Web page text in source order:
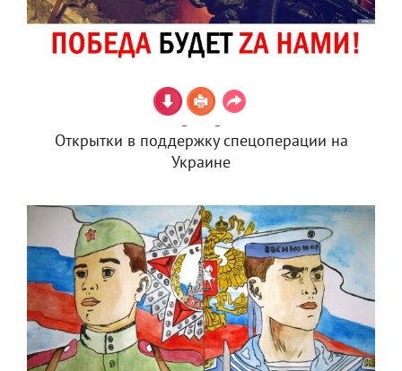
Открытки в поддержку спецоперации на
Украине